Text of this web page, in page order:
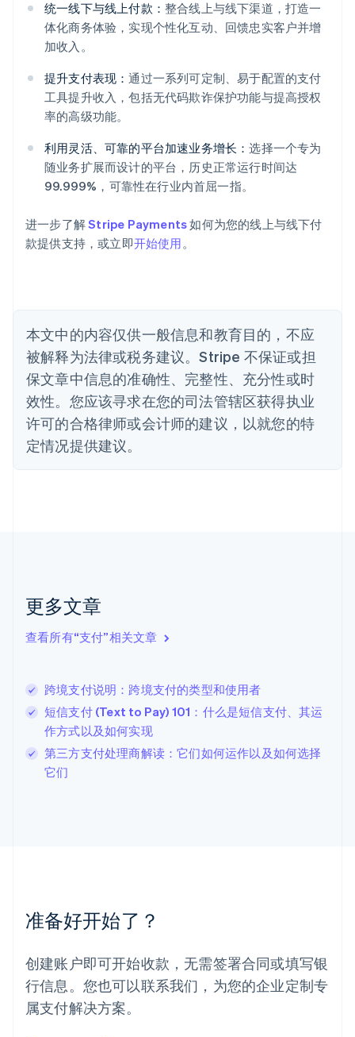
统一线下与线上付款： 整合线上与线下渠道，打造一
体化商务体验，实现个性化互动、回馈忠实客户并增
加收入。
提升支付表现：通过一系列可定制、易于配置的支付
工具提升收入，包括无代码欺诈保护功能与提高授权
率的高级功能。
利用灵活、可靠的平台加速业务增长：选择一个专为
随业务扩展而设计的平台，历史正常运行时间达
99.999%，可靠性在行业内首屈一指。
进一步了解Stripe Payments如何为您的线上与线下付
款提供支持，或立即开始使用。
本文中的内容仅供一般信息和教育目的，不应
被解释为法律或税务建议。Stripe 不保证或担
保文章中信息的准确性、完整性、充分性或时
效性。您应该寻求在您的司法管辖区获得执业
许可的合格律师或会计师的建议，以就您的特
定情况提供建议。
更多文章
查看所有“支付”相关文章
跨境支付说明：跨境支付的类型和使用者
短信支付 (Text to Pay) 101：什么是短信支付、其运
作方式以及如何实现
第三方支付处理商解读：它们如何运作以及如何选择
它们
准备好开始了？
创建账户即可开始收款，无需签署合同或填写银
行信息。您也可以联系我们，为您的企业定制专
属支付解决方案。
阿联酋
English
爱尔兰
爱沙尼亚
English
奥地利
Deutsch English
English
巴西
比利时
波兰
English
丹麦
English
德国
Deutsch English
法国
FrançaisEnglish
芬兰
克罗地亚
EnglishItaliano
拉脱维亚
English
列支敦士登
DeutschEnglish
卢森堡
Français Deutsch English
罗马尼亚
English
挪威
葡萄牙
Português English
日本
日本語English
瑞典